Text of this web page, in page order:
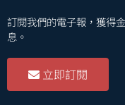
訂閱我們的電子報，獲得
息。
立即訂閱